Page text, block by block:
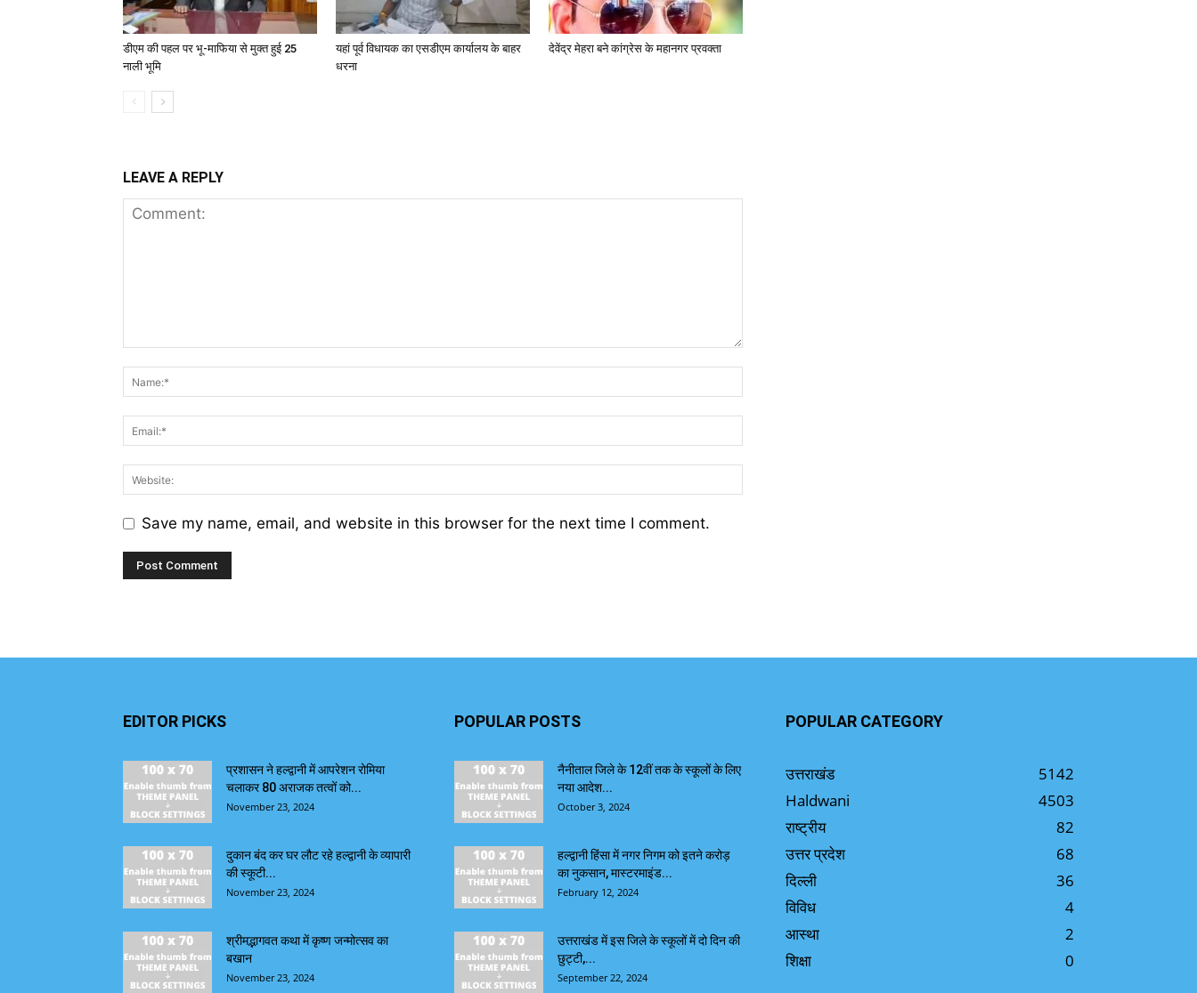
डीएम की पहल पर भू-माफिया से मुक्त हुई 25
नाली भूमि
यहां पूर्व विधायक का एसडीएम कार्यालय के बाहर
धरना
देवेंद्र मेहरा बने कांग्रेस के महानगर प्रवक्ता
LEAVE A REPLY
Save my name, email, and website in this browser for the next time I comment.
EDITOR PICKS
प्रशासन ने हल्द्वानी में आपरेशन रोमिया
चलाकर 80 अराजक तत्वों को...
November 23, 2024
दुकान बंद कर घर लौट रहे हल्द्वानी के व्यापारी
की स्कूटी...
November 23, 2024
श्रीमद्भागवत कथा में कृष्ण जन्मोत्सव का
बखान
November 23, 2024
POPULAR POSTS
नैनीताल जिले के 12वीं तक के स्कूलों के लिए
नया आदेश...
October 3, 2024
हल्द्वानी हिंसा में नगर निगम को इतने करोड़
का नुकसान, मास्टरमाइंड...
February 12, 2024
उत्तराखंड में इस जिले के स्कूलों में दो दिन की
छुट्टी,...
September 22, 2024
POPULAR CATEGORY
उत्तराखंड
5142
Haldwani
4503
राष्ट्रीय
82
उत्तर प्रदेश
68
दिल्ली
36
विविध
4
आस्था
2
शिक्षा
0